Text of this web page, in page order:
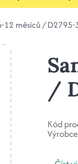
12 měsíců / D2795-
/
Kód